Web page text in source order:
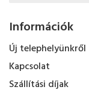
Információk
Új telephelyünkről
Kapcsolat
Szállítási díjak